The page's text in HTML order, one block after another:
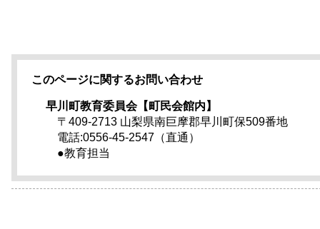
このページに関するお問い合わせ
早川町教育委員会【町民会館内】
〒409-2713 山梨県南巨摩郡早川町保509番地
電話:0556-45-2547（直通）
●教育担当